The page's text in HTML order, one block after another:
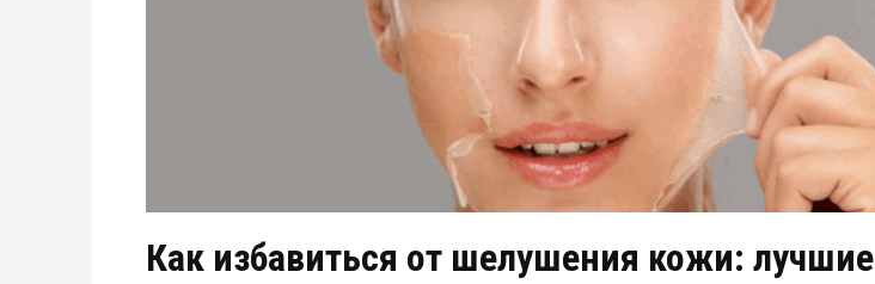
Как избавиться от шелушения кожи: лучшие